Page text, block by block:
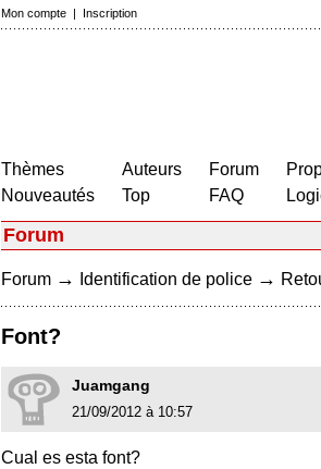
Mon compte | Inscription
Thèmes
Nouveautés
Auteurs
Top
Forum
FAQ
Forum
Forum → Identification de police →
Font?
Juamgang
21/09/2012 à 10:57
Cual es esta font?